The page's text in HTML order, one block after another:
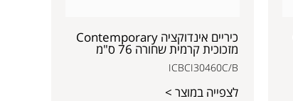
כיריים אינדוקציה Contemporary
מזכוכית קרמית שחורה 76 ס"מ
ICBCI30460C/B
לצפייה במוצר >